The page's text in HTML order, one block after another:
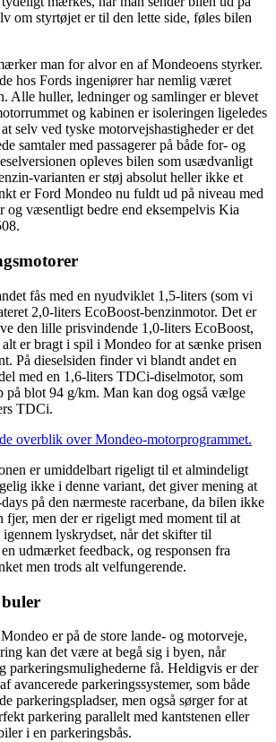
om styrtøjet er til den lette side, føles bilen
man for alvor en af Mondeoens styrker.
hos Fords ingeniører har nemlig været
Alle huller, ledninger og samlinger er blevet
og kabinen er isoleringen ligeledes
selv ved tyske motorvejshastigheder er det
samtaler med passagerer på både for- og
opleves bilen som usædvanligt
varianten er støj absolut heller ikke et
er Ford Mondeo nu fuldt ud på niveau med
og væsentligt bedre end eksempelvis Kia
fås med en nyudviklet 1,5-liters (som vi
2,0-liters EcoBoost-benzinmotor. Det er
den lille prisvindende 1,0-liters EcoBoost,
er bragt i spil i Mondeo for at sænke prisen
På dieselsiden finder vi blandt andet en
med en 1,6-liters TDCi-diselmotor, som
på blot 94 g/km. Man kan dog også vælge
TDCi.
overblik over Mondeo-motorprogrammet.
er umiddelbart rigeligt til et almindeligt
ikke i denne variant, det giver mening at
på den nærmeste racerbane, da bilen ikke
fjer, men der er rigeligt med moment til at
lyskrydset, når det skifter til
udmærket feedback, og responsen fra
men trods alt velfungerende.
er på de store lande- og motorveje,
kan det være at begå sig i byen, når
parkeringsmulighederne få. Heldigvis er der
avancerede parkeringssystemer, som både
parkeringspladser, men også sørger for at
parkering parallelt med kantstenen eller
i en parkeringsbås.